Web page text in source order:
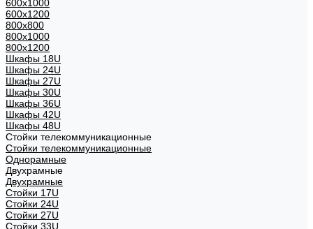
600х1000
600х1200
800x800
800х1000
800х1200
Шкафы 18U
Шкафы 24U
Шкафы 27U
Шкафы 30U
Шкафы 36U
Шкафы 42U
Шкафы 48U
Стойки телекоммуникационные
Стойки телекоммуникационные
Однорамные
Двухрамные
Двухрамные
Стойки 17U
Стойки 24U
Стойки 27U
Стойки 33U